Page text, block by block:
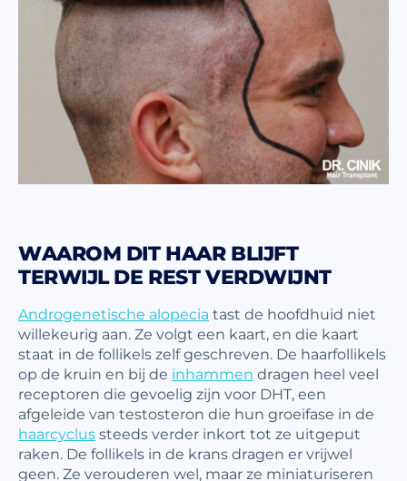
WAAROM DIT HAAR BLIJFT
TERWIJL DE REST VERDWIJNT
Androgenetische alopecia tast de hoofdhuid niet
willekeurig aan. Ze volgt een kaart, en die kaart
staat in de follikels zelf geschreven. De haarfollikels
op de kruin en bij de inhammen dragen heel veel
receptoren die gevoelig zijn voor DHT, een
afgeleide van testosteron die hun groeifase in de
haarcyclussteeds verder inkort tot ze uitgeput
raken. De follikels in de krans dragen er vrijwel
geen. Ze verouderen wel, maar ze miniaturiseren